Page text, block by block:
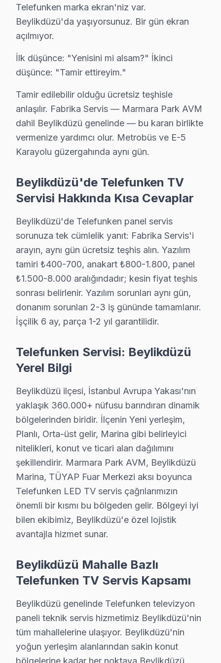
· Ortalama tamir süresi:1–2 iş günü
· Tüm işlemler
Bu sayfayla ilgili hizmet sayfaları:
↑ Telefunken Servis Ana Sayfası
↑ Beylikdüzü TV Servis Merkezi
· Arnavutköy Telefunken
· Avcılar Telefunken
· Bağcılar Telefunken
· Bahçelievler Telefunken
Beylikdüzü Diğer Marka Servisleri
· Beylikdüzü Sony
· Beylikdüzü Philips
· Beylikdüzü Hi-Level
· Beylikdüzü iFFALCON
· Beylikdüzü Samsung
· Beylikdüzü LG
· Beylikdüzü Panasonic
· Beylikdüzü Toshiba
Beylikdüzü'de Telefunken TV Servisi
Beylikdüzü'de Telefunken panel servis sorunuza tek
Telefunken TV Servisinde Güven
✓ 15+ Yıl Deneyim
✓ Yazılı Garanti Belgesi
✓ Ücretsiz Arıza Tespiti
Beylikdüzü'den Telefunken Müşteri Hikayeleri
"Merhaba, ben Beylikdüzü'nde oturuyorum. 50 inç
Telefunken marka ekran'niz var.
Beylikdüzü'da yaşıyorsunuz. Bir gün ekran
açılmıyor.
İlk düşünce: "Yenisini mi alsam?" İkinci
düşünce: "Tamir ettireyim."
Tamir edilebilir olduğu ücretsiz teşhisle
anlaşılır. Fabrika Servis — Marmara Park AVM
dahil Beylikdüzü genelinde — bu kararı birlikte
vermenize yardımcı olur. Metrobüs ve E-5
Karayolu güzergahında aynı gün.
Beylikdüzü'de Telefunken TV
Servisi Hakkında Kısa Cevaplar
Beylikdüzü'de Telefunken panel servis
sorunuza tek cümlelik yanıt: Fabrika Servis'i
arayın, aynı gün ücretsiz teşhis alın. Yazılım
tamiri ₺400-700, anakart ₺800-1.800, panel
₺1.500-8.000 aralığındadır; kesin fiyat teşhis
sonrası belirlenir. Yazılım sorunları aynı gün,
donanım sorunları 2-3 iş gününde tamamlanır.
İşçilik 6 ay, parça 1-2 yıl garantilidir.
Telefunken Servisi: Beylikdüzü
Yerel Bilgi
Beylikdüzü ilçesi, İstanbul Avrupa Yakası'nın
yaklaşık 360.000+ nüfusu barındıran dinamik
bölgelerinden biridir. İlçenin Yeni yerleşim,
Planlı, Orta-üst gelir, Marina gibi belirleyici
nitelikleri, konut ve ticari alan dağılımını
şekillendirir. Marmara Park AVM, Beylikdüzü
Marina, TÜYAP Fuar Merkezi aksı boyunca
Telefunken LED TV servis çağrılarımızın
önemli bir kısmı bu bölgeden gelir. Bölgeyi iyi
bilen ekibimiz, Beylikdüzü'e özel lojistik
avantajla hizmet sunar.
Beylikdüzü Mahalle Bazlı
Telefunken TV Servis Kapsamı
Beylikdüzü genelinde Telefunken televizyon
paneli teknik servis hizmetimiz Beylikdüzü'nin
tüm mahallelerine ulaşıyor. Beylikdüzü'nin
yoğun yerleşim alanlarından sakin konut